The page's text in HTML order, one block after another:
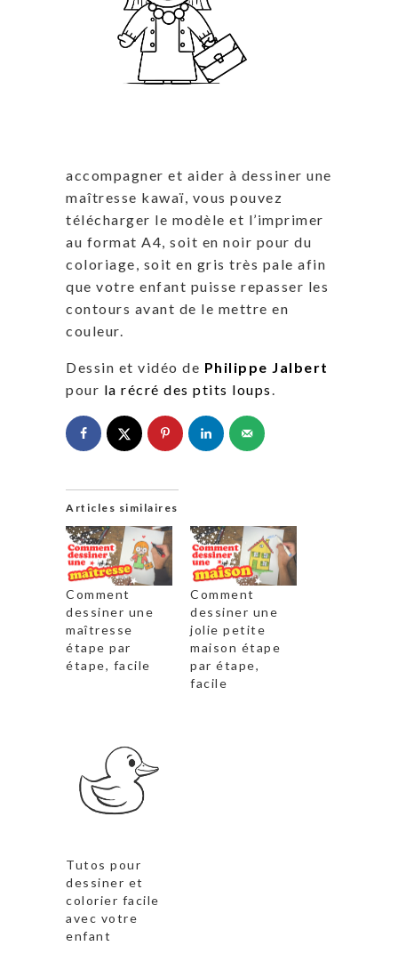
accompagner et aider à dessiner une
maîtresse kawaï, vous pouvez
télécharger le modèle et l’imprimer
au format A4, soit en noir pour du
coloriage, soit en gris très pale afin
que votre enfant puisse repasser les
contours avant de le mettre en
couleur.
Dessin et vidéo de Philippe Jalbert
pour la récré des ptits loups
Articles similaires
Comment
dessiner une
maîtresse
étape par
étape, facile
Comment
dessiner une
jolie petite
maison étape
par étape,
facile
Tutos pour
dessiner et
colorier facile
avec votre
enfant